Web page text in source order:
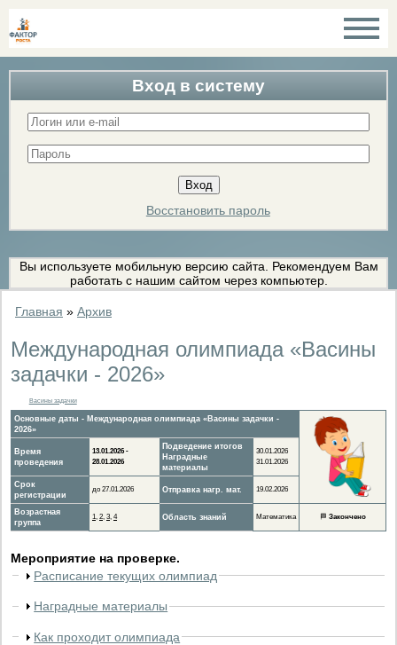
Вход в систему
Восстановить пароль
Вы используете мобильную версию сайта. Рекомендуем Вам
работать с нашим сайтом через компьютер.
Главная » Архив
Международная олимпиада «Васины
задачки - 2026»
Васины задачки
Основные даты - Международная олимпиада «Васины задачки -
2026»
Время
проведения
13.01.2026 -
28.01.2026
Подведение итогов
Наградные
материалы
30.01.2026
31.01.2026
Срок
регистрации
до 27.01.2026 Отправка нагр. мат. 19.02.2026
Возрастная
группа
1, 2, 3, 4 Область знаний Математика 🏁 Закончено
Мероприятие на проверке.
Расписание текущих олимпиад
Наградные материалы
Как проходит олимпиада